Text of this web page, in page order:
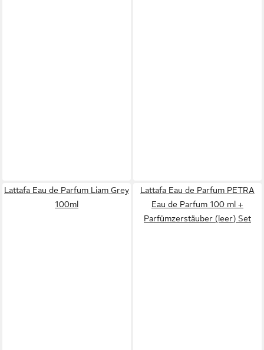
Lattafa Eau de Parfum Liam Grey
100ml
Lattafa Eau de Parfum PETRA
Eau de Parfum 100 ml +
Parfümzerstäuber (leer) Set